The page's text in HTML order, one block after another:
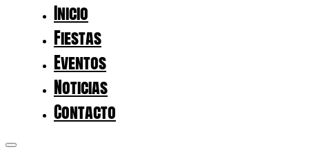
Inicio
Fiestas
Eventos
Noticias
Contacto